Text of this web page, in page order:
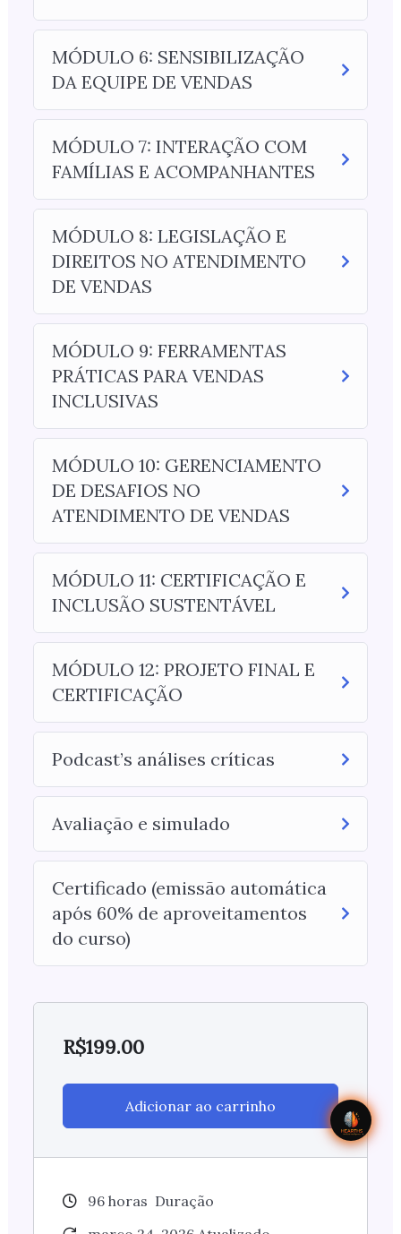
MÓDULO 6: SENSIBILIZAÇÃO
DA EQUIPE DE VENDAS
MÓDULO 7: INTERAÇÃO COM
FAMÍLIAS E ACOMPANHANTES
MÓDULO 8: LEGISLAÇÃO E
DIREITOS NO ATENDIMENTO
DE VENDAS
MÓDULO 9: FERRAMENTAS
PRÁTICAS PARA VENDAS
INCLUSIVAS
MÓDULO 10: GERENCIAMENTO
DE DESAFIOS NO
ATENDIMENTO DE VENDAS
MÓDULO 11: CERTIFICAÇÃO E
INCLUSÃO SUSTENTÁVEL
MÓDULO 12: PROJETO FINAL E
CERTIFICAÇÃO
Podcast’s análises críticas
Avaliação e simulado
Certificado (emissão automática
após 60% de aproveitamentos
do curso)
R$199.00
Adicionar ao carrinho
96horas Duração